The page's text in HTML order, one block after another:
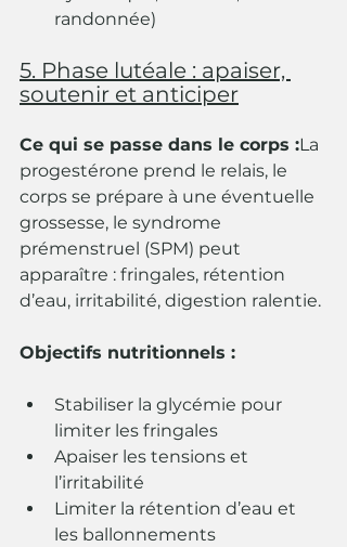
randonnée)
5. Phase lutéale : apaiser,
soutenir et anticiper
Ce qui se passe dans le corps :La
progestérone prend le relais, le
corps se prépare à une éventuelle
grossesse, le syndrome
prémenstruel (SPM) peut
apparaître : fringales, rétention
d’eau, irritabilité, digestion ralentie.
Objectifs nutritionnels :
Stabiliser la glycémie pour
limiter les fringales
Apaiser les tensions et
l’irritabilité
Limiter la rétention d’eau et
les ballonnements